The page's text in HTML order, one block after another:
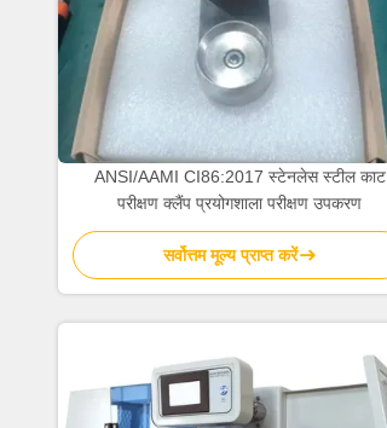
ANSI/AAMI CI86:2017 स्टेनलेस स्टील काट
परीक्षण क्लैंप प्रयोगशाला परीक्षण उपकरण
सर्वोत्तम मूल्य प्राप्त करें